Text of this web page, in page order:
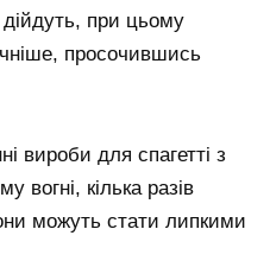
при цьому
просочившись
вироби для спагетті з
вогні, кілька разів
можуть стати липкими